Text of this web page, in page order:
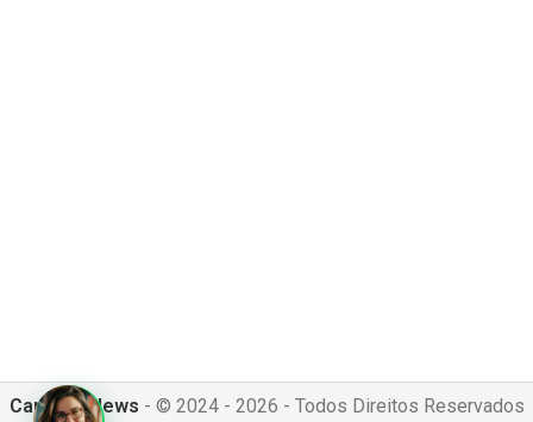
Canguru News - © 2024 - 2026 - Todos Direitos Reservados